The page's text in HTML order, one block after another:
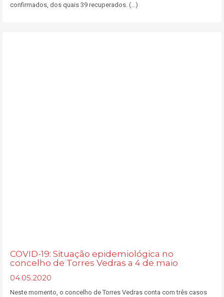
confirmados, dos quais 39 recuperados. (...)
COVID-19: Situação epidemiológica no
concelho de Torres Vedras a 4 de maio
04.05.2020
Neste momento, o concelho de Torres Vedras conta com três casos